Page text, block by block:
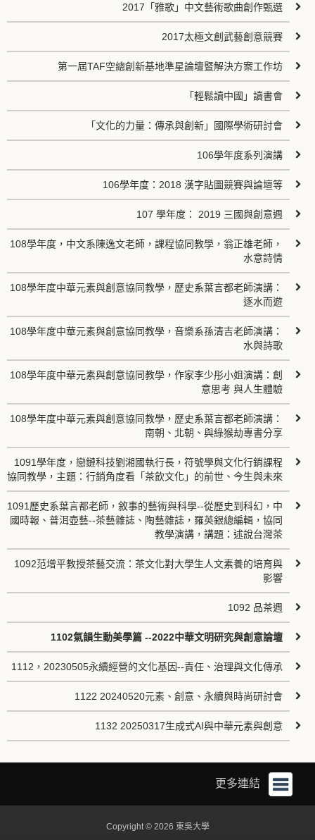
2017「雅歌」中文藝術歌曲創作甄選
2017太極文創武藝創意競賽
第一屆TAF空總創新基地準星論壇暨解決方案工作坊
「輕鬆讀中國」讀書會
「文化的力量：傳承與創新」國際學術研討會
106學年度系列演講
106學年度：2018 漢字貼圖競賽與論壇等
107 學年度： 2019 三國與創意週
108學年度，中文系陳逸文老師，課程協同教學，翁正雄老師，
水意詩情
108學年度中華元素與創意協同教學，歷史系葉言都老師演講：
逐水而遊
108學年度中華元素與創意協同教學，音樂系孫清吉老師演講：
水與詩歌
108學年度中華元素與創意協同教學，作家李少彤小姐演講：創
意思考 與人生體驗
108學年度中華元素與創意協同教學，歷史系葉言都老師演講：
南朝、北朝、與綠猴劫專書分享
1091學年度，戀鏈科技劉湘國執行長，符號學與文化行銷課程
協同教學，主題：行銷角度看「茶飲文化」的前世、今生與未來
1091歷史系葉言都老師，敘事的藝術與科學--從歷史到科幻，中
國時報、普洱壺藝--茶藝雜誌、陶藝雜誌，羅英銀總編輯，協同
教學演講，講題：述說台灣茶
1092范增平教授茶藝交流：茶文化對大學生人文素養的培育與
影響
1092 品茶週
1102氣韻生動美學篇 --2022中華文明研究與創意論壇
1112，20230505永續經營的文化基因--責任、治理與文化傳承
1122 20240520元素、創意、永續與時尚研討會
1132 20250317生成式AI與中華元素與創意
更多連結
Copyright © 2026 東吳大學